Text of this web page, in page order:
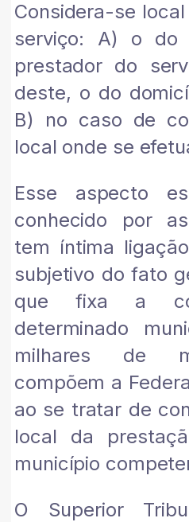
Considera-se
serviço: A) o do
prestador do
deste, o do
B) no caso de
local onde se
Esse aspecto
conhecido por
tem íntima
subjetivo do fato
que fixa a
determinado
milhares de
compõem a
ao se tratar de
local da
município
O Superior